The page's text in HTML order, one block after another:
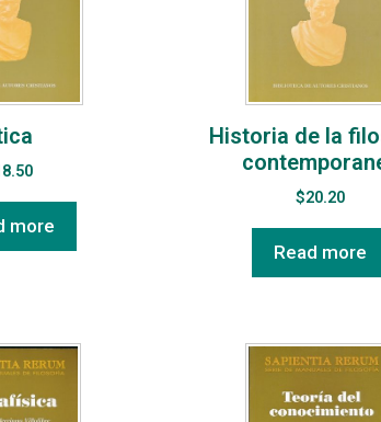
more
Historia de la
$20.20
Read more